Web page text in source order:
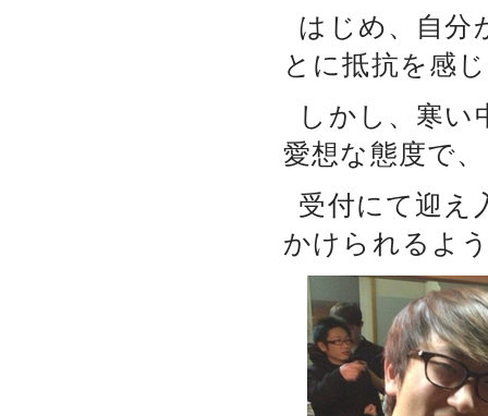
はじめ、自分
とに抵抗を感
しかし、寒い
愛想な態度で、
受付にて迎え
かけられるよ